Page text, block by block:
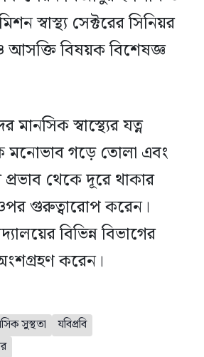
স্বাস্থ্য সেক্টরের সিনিয়র
বিষয়ক বিশেষজ্ঞ
মানসিক স্বাস্থ্যের যত্ন
মনোভাব গড়ে তোলা এবং
থেকে দূরে থাকার
গুরুত্বারোপ করেন।
বিভিন্ন বিভাগের
করেন।
সুস্থতা
যবিপ্রবি